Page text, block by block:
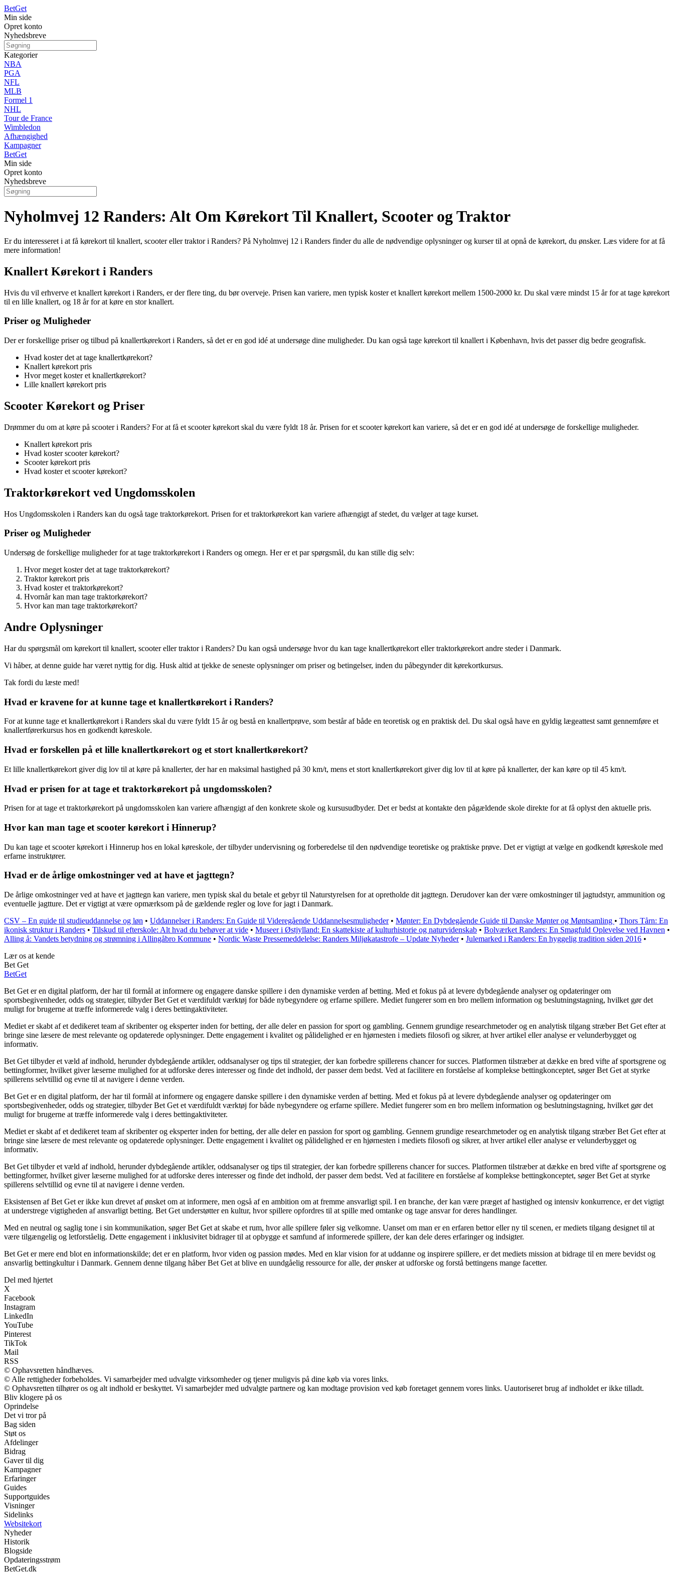
BetGet
Min side
Opret konto
Nyhedsbreve
Kategorier
NBA
PGA
NFL
MLB
Formel 1
NHL
Tour de France
Wimbledon
Afhængighed
Kampagner
BetGet
Min side
Opret konto
Nyhedsbreve
Nyholmvej 12 Randers: Alt Om Kørekort Til Knallert, Scooter og Traktor
Er du interesseret i at få kørekort til knallert, scooter eller traktor i Randers? På Nyholmvej 12 i Randers finder du alle de nødvendige oplysninger og kurser til at opnå de kørekort, du ønsker. Læs videre for at få
mere information!
Knallert Kørekort i Randers
Hvis du vil erhverve et knallert kørekort i Randers, er der flere ting, du bør overveje. Prisen kan variere, men typisk koster et knallert kørekort mellem 1500-2000 kr. Du skal være mindst 15 år for at tage kørekort
til en lille knallert, og 18 år for at køre en stor knallert.
Priser og Muligheder
Der er forskellige priser og tilbud på knallertkørekort i Randers, så det er en god idé at undersøge dine muligheder. Du kan også tage kørekort til knallert i København, hvis det passer dig bedre geografisk.
Hvad koster det at tage knallertkørekort?
Knallert kørekort pris
Hvor meget koster et knallertkørekort?
Lille knallert kørekort pris
Scooter Kørekort og Priser
Drømmer du om at køre på scooter i Randers? For at få et scooter kørekort skal du være fyldt 18 år. Prisen for et scooter kørekort kan variere, så det er en god idé at undersøge de forskellige muligheder.
Knallert kørekort pris
Hvad koster scooter kørekort?
Scooter kørekort pris
Hvad koster et scooter kørekort?
Traktorkørekort ved Ungdomsskolen
Hos Ungdomsskolen i Randers kan du også tage traktorkørekort. Prisen for et traktorkørekort kan variere afhængigt af stedet, du vælger at tage kurset.
Priser og Muligheder
Undersøg de forskellige muligheder for at tage traktorkørekort i Randers og omegn. Her er et par spørgsmål, du kan stille dig selv:
Hvor meget koster det at tage traktorkørekort?
Traktor kørekort pris
Hvad koster et traktorkørekort?
Hvornår kan man tage traktorkørekort?
Hvor kan man tage traktorkørekort?
Andre Oplysninger
Har du spørgsmål om kørekort til knallert, scooter eller traktor i Randers? Du kan også undersøge hvor du kan tage knallertkørekort eller traktorkørekort andre steder i Danmark.
Vi håber, at denne guide har været nyttig for dig. Husk altid at tjekke de seneste oplysninger om priser og betingelser, inden du påbegynder dit kørekortkursus.
Tak fordi du læste med!
Hvad er kravene for at kunne tage et knallertkørekort i Randers?
For at kunne tage et knallertkørekort i Randers skal du være fyldt 15 år og bestå en knallertprøve, som består af både en teoretisk og en praktisk del. Du skal også have en gyldig lægeattest samt gennemføre et
knallertførerkursus hos en godkendt køreskole.
Hvad er forskellen på et lille knallertkørekort og et stort knallertkørekort?
Et lille knallertkørekort giver dig lov til at køre på knallerter, der har en maksimal hastighed på 30 km/t, mens et stort knallertkørekort giver dig lov til at køre på knallerter, der kan køre op til 45 km/t.
Hvad er prisen for at tage et traktorkørekort på ungdomsskolen?
Prisen for at tage et traktorkørekort på ungdomsskolen kan variere afhængigt af den konkrete skole og kursusudbyder. Det er bedst at kontakte den pågældende skole direkte for at få oplyst den aktuelle pris.
Hvor kan man tage et scooter kørekort i Hinnerup?
Du kan tage et scooter kørekort i Hinnerup hos en lokal køreskole, der tilbyder undervisning og forberedelse til den nødvendige teoretiske og praktiske prøve. Det er vigtigt at vælge en godkendt køreskole med
erfarne instruktører.
Hvad er de årlige omkostninger ved at have et jagttegn?
De årlige omkostninger ved at have et jagttegn kan variere, men typisk skal du betale et gebyr til Naturstyrelsen for at opretholde dit jagttegn. Derudover kan der være omkostninger til jagtudstyr, ammunition og
eventuelle jagtture. Det er vigtigt at være opmærksom på de gældende regler og love for jagt i Danmark.
CSV – En guide til studieuddannelse og løn • Uddannelser i Randers: En Guide til Videregående Uddannelsesmuligheder• Mønter: En Dybdegående Guide til Danske Mønter og Møntsamling • Thors Tårn: En
ikonisk struktur i Randers • Tilskud til efterskole: Alt hvad du behøver at vide • Museer i Østjylland: En skattekiste af kulturhistorie og naturvidenskab • Bolværket Randers: En Smagfuld Oplevelse ved Havnen •
Alling å: Vandets betydning og strømning i Allingåbro Kommune • Nordic Waste Pressemeddelelse: Randers Miljøkatastrofe – Update Nyheder• Julemarked i Randers: En hyggelig tradition siden 2016 •
Lær os at kende
Bet Get
BetGet
Bet Get er en digital platform, der har til formål at informere og engagere danske spillere i den dynamiske verden af betting. Med et fokus på at levere dybdegående analyser og opdateringer om
sportsbegivenheder, odds og strategier, tilbyder Bet Get et værdifuldt værktøj for både nybegyndere og erfarne spillere. Mediet fungerer som en bro mellem information og beslutningstagning, hvilket gør det
muligt for brugerne at træffe informerede valg i deres bettingaktiviteter.
Mediet er skabt af et dedikeret team af skribenter og eksperter inden for betting, der alle deler en passion for sport og gambling. Gennem grundige researchmetoder og en analytisk tilgang stræber Bet Get efter at
bringe sine læsere de mest relevante og opdaterede oplysninger. Dette engagement i kvalitet og pålidelighed er en hjørnesten i mediets filosofi og sikrer, at hver artikel eller analyse er velunderbygget og
informativ.
Bet Get tilbyder et væld af indhold, herunder dybdegående artikler, oddsanalyser og tips til strategier, der kan forbedre spillerens chancer for succes. Platformen tilstræber at dække en bred vifte af sportsgrene og
bettingformer, hvilket giver læserne mulighed for at udforske deres interesser og finde det indhold, der passer dem bedst. Ved at facilitere en forståelse af komplekse bettingkonceptet, søger Bet Get at styrke
spillerens selvtillid og evne til at navigere i denne verden.
Bet Get er en digital platform, der har til formål at informere og engagere danske spillere i den dynamiske verden af betting. Med et fokus på at levere dybdegående analyser og opdateringer om
sportsbegivenheder, odds og strategier, tilbyder Bet Get et værdifuldt værktøj for både nybegyndere og erfarne spillere. Mediet fungerer som en bro mellem information og beslutningstagning, hvilket gør det
muligt for brugerne at træffe informerede valg i deres bettingaktiviteter.
Mediet er skabt af et dedikeret team af skribenter og eksperter inden for betting, der alle deler en passion for sport og gambling. Gennem grundige researchmetoder og en analytisk tilgang stræber Bet Get efter at
bringe sine læsere de mest relevante og opdaterede oplysninger. Dette engagement i kvalitet og pålidelighed er en hjørnesten i mediets filosofi og sikrer, at hver artikel eller analyse er velunderbygget og
informativ.
Bet Get tilbyder et væld af indhold, herunder dybdegående artikler, oddsanalyser og tips til strategier, der kan forbedre spillerens chancer for succes. Platformen tilstræber at dække en bred vifte af sportsgrene og
bettingformer, hvilket giver læserne mulighed for at udforske deres interesser og finde det indhold, der passer dem bedst. Ved at facilitere en forståelse af komplekse bettingkonceptet, søger Bet Get at styrke
spillerens selvtillid og evne til at navigere i denne verden.
Eksistensen af Bet Get er ikke kun drevet af ønsket om at informere, men også af en ambition om at fremme ansvarligt spil. I en branche, der kan være præget af hastighed og intensiv konkurrence, er det vigtigt
at understrege vigtigheden af ansvarligt betting. Bet Get understøtter en kultur, hvor spillere opfordres til at spille med omtanke og tage ansvar for deres handlinger.
Med en neutral og saglig tone i sin kommunikation, søger Bet Get at skabe et rum, hvor alle spillere føler sig velkomne. Uanset om man er en erfaren bettor eller ny til scenen, er mediets tilgang designet til at
være tilgængelig og letforståelig. Dette engagement i inklusivitet bidrager til at opbygge et samfund af informerede spillere, der kan dele deres erfaringer og indsigter.
Bet Get er mere end blot en informationskilde; det er en platform, hvor viden og passion mødes. Med en klar vision for at uddanne og inspirere spillere, er det mediets mission at bidrage til en mere bevidst og
ansvarlig bettingkultur i Danmark. Gennem denne tilgang håber Bet Get at blive en uundgåelig ressource for alle, der ønsker at udforske og forstå bettingens mange facetter.
Del med hjertet
X
Facebook
Instagram
LinkedIn
YouTube
Pinterest
TikTok
Mail
RSS
© Ophavsretten håndhæves.
© Alle rettigheder forbeholdes. Vi samarbejder med udvalgte virksomheder og tjener muligvis på dine køb via vores links.
© Ophavsretten tilhører os og alt indhold er beskyttet. Vi samarbejder med udvalgte partnere og kan modtage provision ved køb foretaget gennem vores links. Uautoriseret brug af indholdet er ikke tilladt.
Bliv klogere på os
Oprindelse
Det vi tror på
Bag siden
Støt os
Afdelinger
Bidrag
Gaver til dig
Kampagner
Erfaringer
Guides
Supportguides
Visninger
Sidelinks
Websitekort
Nyheder
Historik
Blogside
Opdateringsstrøm
BetGet.dk